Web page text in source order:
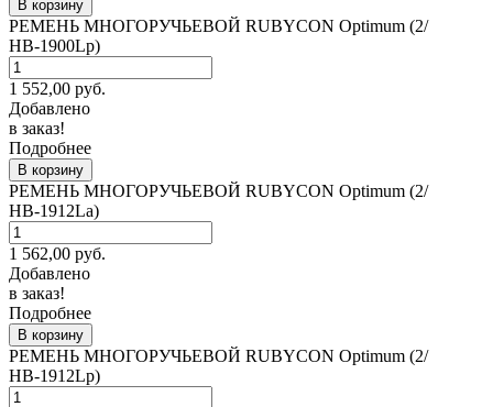
В корзину
РЕМЕНЬ МНОГОРУЧЬЕВОЙ RUBYCON Optimum (2/
НВ-1900Lp)
1 552,00 руб.
Добавлено
в заказ!
Подробнее
В корзину
РЕМЕНЬ МНОГОРУЧЬЕВОЙ RUBYCON Optimum (2/
НВ-1912La)
1 562,00 руб.
Добавлено
в заказ!
Подробнее
В корзину
РЕМЕНЬ МНОГОРУЧЬЕВОЙ RUBYCON Optimum (2/
НВ-1912Lp)